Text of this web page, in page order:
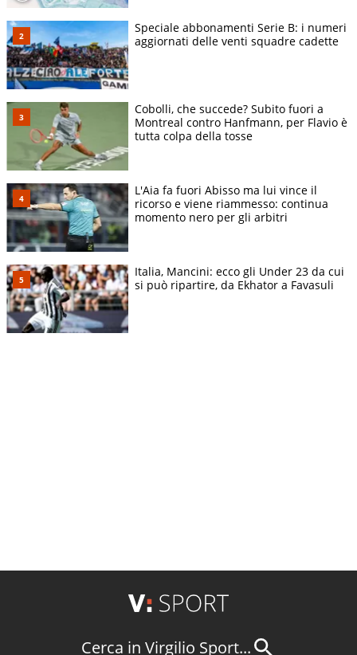
Speciale abbonamenti Serie B: i numeri
aggiornati delle venti squadre cadette
Cobolli, che succede? Subito fuori a
Montreal contro Hanfmann, per Flavio è
tutta colpa della tosse
L'Aia fa fuori Abisso ma lui vince il
ricorso e viene riammesso: continua
momento nero per gli arbitri
Italia, Mancini: ecco gli Under 23 da cui
si può ripartire, da Ekhator a Favasuli
Cerca in Virgilio Sport...